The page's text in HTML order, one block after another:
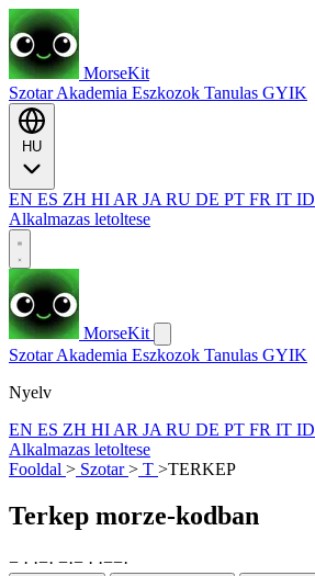
MorseKit
SzotarAkademia Eszkozok Tanulas GYIK
EN ES ZH HI AR JA RU DE PT FR IT ID
Alkalmazas letoltese
MorseKit
SzotarAkademia Eszkozok Tanulas GYIK
Nyelv
EN ES ZH HI AR JA RU DE PT FR IT ID
Alkalmazas letoltese
Fooldal > Szotar> T >TERKEP
Terkep morze-kodban
− · ·−· −·− · ·−−·